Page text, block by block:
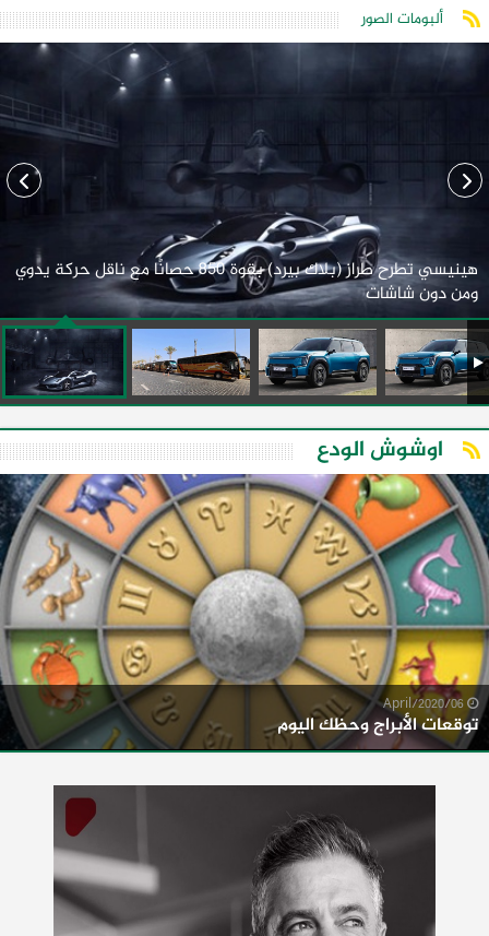
ألبومات الصور
هينيسي تطرح طراز (بلاك بيرد) بقوة 850 حصانًا مع ناقل حركة يدوي
ومن دون شاشات
اوشوش الودع
توقعات الأبراج وحظك اليوم